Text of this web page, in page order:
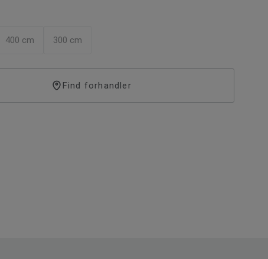
400 cm 300 cm
Find forhandler